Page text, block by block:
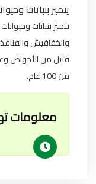
يتميز بنباتات
يتميز بنباتات
والخفافيش
قليل من الأحواض
من 100 عام.
معلومات